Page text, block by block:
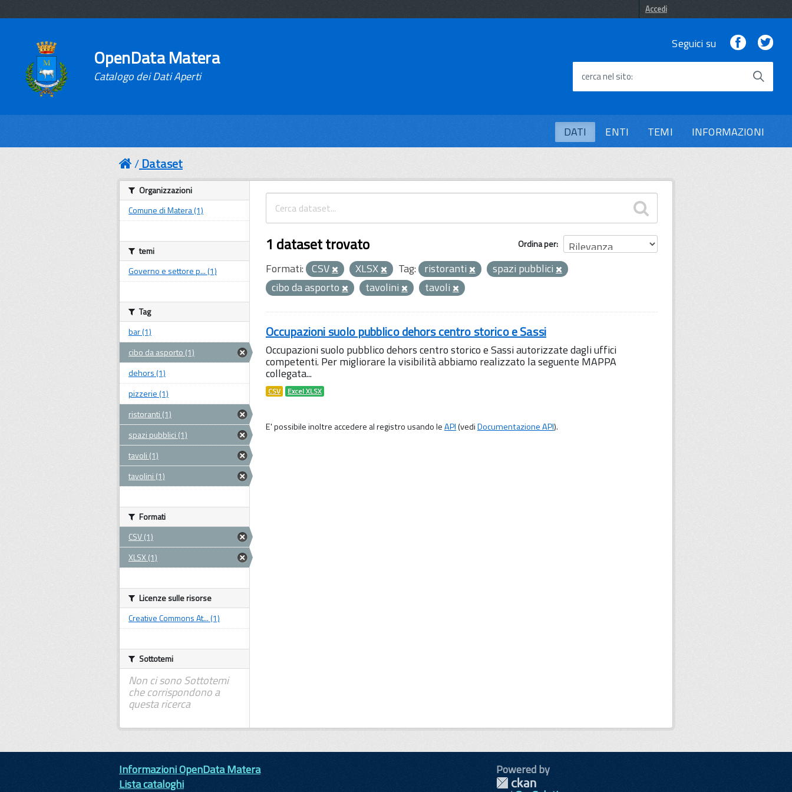
Accedi
OpenData Matera
Catalogo dei Dati Aperti
Seguici su Facebook
cerca nel sito
DATI ENTI TEMI INFORMAZIONI
Dataset
Ordina per
1 dataset trovato
Formati: CSV XLSX Tag: ristoranti
spazi pubblici
cibo da asporto
tavolini tavoli
Occupazioni suolo pubblico dehors centro storico e Sassi
Occupazioni suolo pubblico dehors centro storico e Sassi autorizzate dagli uffici
competenti. Per migliorare la visibilità abbiamo realizzato la seguente MAPPA
collegata...
CSV Excel XLSX
E' possibile inoltre accedere al registro usando leAPI(vediDocumentazione API).
Organizzazioni
Comune di Matera (1)
temi
Governo e settore p... (1)
Tag
bar (1)
cibo da asporto (1)
dehors (1)
pizzerie (1)
ristoranti (1)
spazi pubblici (1)
tavoli (1)
tavolini (1)
Formati
CSV (1)
XLSX (1)
Licenze sulle risorse
Creative Commons At... (1)
Sottotemi
Non ci sono Sottotemi
che corrispondono a
questa ricerca
Informazioni OpenData Matera
Lista cataloghi
Powered by